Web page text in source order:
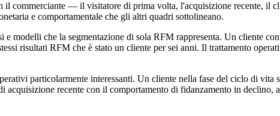
commerciante — il visitatore di prima volta, l'acquisizione recente, il
e comportamentale che gli altri quadri sottolineano.
modelli che la segmentazione di sola RFM rappresenta. Un cliente
risultati RFM che è stato un cliente per sei anni. Il trattamento
particolarmente interessanti. Un cliente nella fase del ciclo di
recente con il comportamento di fidanzamento in declino,